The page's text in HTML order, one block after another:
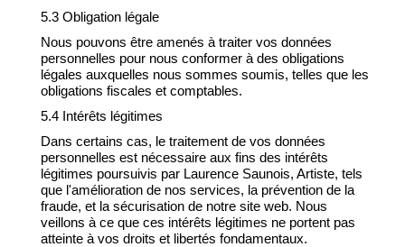
5.3 Obligation légale
Nous pouvons être amenés à traiter vos données
personnelles pour nous conformer à des obligations
légales auxquelles nous sommes soumis, telles que les
obligations fiscales et comptables.
5.4 Intérêts légitimes
Dans certains cas, le traitement de vos données
personnelles est nécessaire aux fins des intérêts
légitimes poursuivis par Laurence Saunois, Artiste, tels
que l'amélioration de nos services, la prévention de la
fraude, et la sécurisation de notre site web. Nous
veillons à ce que ces intérêts légitimes ne portent pas
atteinte à vos droits et libertés fondamentaux.